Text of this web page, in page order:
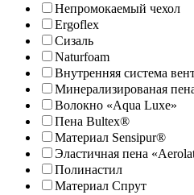
Непромокаемый чехол
Ergoflex
Сизаль
Naturfoam
Внутренняя система
Минерализированая
Волокно «Aqua Luxe»
Пена Bultex®
Материал Sensipur®
Эластичная пена
Полинастил
Материал Спрут